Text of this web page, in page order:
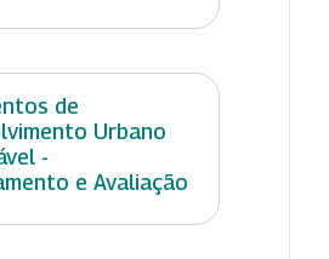
de
Urbano
-
e Avaliação